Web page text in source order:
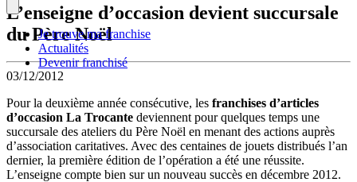
Je trouve ma franchise
Actualités
Devenir franchisé
L’enseigne d’occasion devient succursale
du Père Noël
03/12/2012
Pour la deuxième année consécutive, les franchises d’articles
d’occasion La Trocante deviennent pour quelques temps une
succursale des ateliers du Père Noël en menant des actions auprès
d’association caritatives. Avec des centaines de jouets distribués l’an
dernier, la première édition de l’opération a été une réussite.
L’enseigne compte bien sur un nouveau succès en décembre 2012.